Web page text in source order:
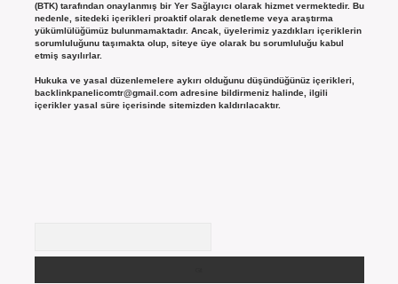
(BTK) tarafından onaylanmış bir Yer Sağlayıcı olarak hizmet vermektedir. Bu
nedenle, sitedeki içerikleri proaktif olarak denetleme veya araştırma
yükümlülüğümüz bulunmamaktadır. Ancak, üyelerimiz yazdıkları içeriklerin
sorumluluğunu taşımakta olup, siteye üye olarak bu sorumluluğu kabul
etmiş sayılırlar.
Hukuka ve yasal düzenlemelere aykırı olduğunu düşündüğünüz içerikleri,
backlinkpanelicomtr@gmail.comadresine bildirmeniz halinde, ilgili
içerikler yasal süre içerisinde sitemizden kaldırılacaktır.